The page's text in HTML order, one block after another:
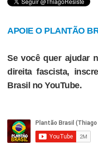
APOIE O PLANTÃO
Se você quer ajudar
direita fascista,
Brasil no YouTube.